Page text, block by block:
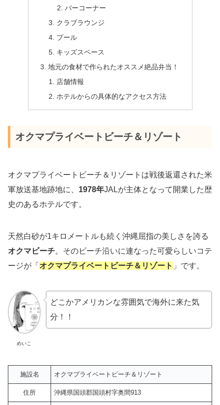
バーコーナー
クラブラウンジ
プール
キッズスペース
地元の食材で作られたオススメ絶品弁当！
店舗情報
ホテルからの具体的なアクセス方法
オクマプライベートビーチ＆リゾート
オクマプライベートビーチ＆リゾートは戦後返還された米
軍放送基地跡地に、 1978年JALが主体となって開業した歴
史のあるホテルです。
天然白砂が1キロメートルも続く沖縄屈指の美しさを誇る
オクマビーチ。そのビーチ沿いに連なった可愛らしいコテ
ージが「 オクマプライベートビーチ＆リゾート 」です。
めいこ
どこかアメリカンな雰囲気で海外に来た気
分！！
施設名 オクマプライベートビーチ＆リゾート
住所 沖縄県国頭郡国頭村字奥間913